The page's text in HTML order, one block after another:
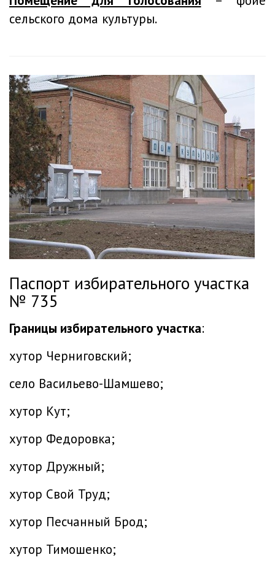
сельского дома культуры.
Паспорт избирательного участка
№ 735
Границы избирательного участка:
хутор Черниговский;
село Васильево-Шамшево;
хутор Кут;
хутор Федоровка;
хутор Дружный;
хутор Свой Труд;
хутор Песчанный Брод;
хутор Тимошенко;